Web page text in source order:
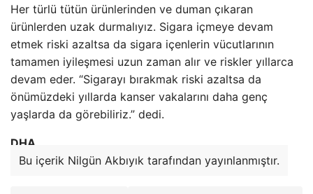
Her türlü tütün ürünlerinden ve duman çıkaran
ürünlerden uzak durmalıyız. Sigara içmeye devam
etmek riski azaltsa da sigara içenlerin vücutlarının
tamamen iyileşmesi uzun zaman alır ve riskler yıllarca
devam eder. “Sigarayı bırakmak riski azaltsa da
önümüzdeki yıllarda kanser vakalarını daha genç
yaşlarda da görebiliriz.” dedi.
DHA
Bu içerik Nilgün Akbıyık tarafından yayınlanmıştır.